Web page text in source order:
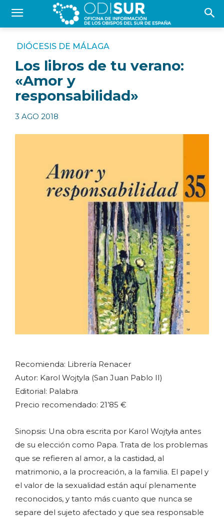
DIÓCESIS DE MÁLAGA
Los libros de tu verano:
«Amor y
responsabilidad»
3 AGO 2018
Recomienda: Librería Renacer
Autor: Karol Wojtyla (San Juan Pablo II)
Editorial: Palabra
Precio recomendado: 21’85 €
Sinopsis: Una obra escrita por Karol Wojtyła antes
de su elección como Papa. Trata de los problemas
que se refieren al amor, a la castidad, al
matrimonio, a la procreación, a la familia. El papel y
el valor de la sexualidad están aquí plenamente
reconocidos, y tanto más cuanto que nunca se
separe del sujeto afectado y que sea responsable